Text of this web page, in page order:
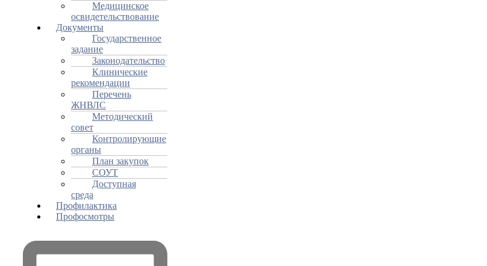
Медицинское
освидетельствование
Документы
Государственное
задание
Законодательство
Клинические
рекомендации
Перечень
ЖНВЛС
Методический
совет
Контролирующие
органы
План закупок
СОУТ
Доступная
среда
Профилактика
Профосмотры